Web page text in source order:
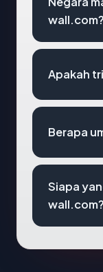
wall.com?
Apakah
Berapa
Siapa
wall.com?